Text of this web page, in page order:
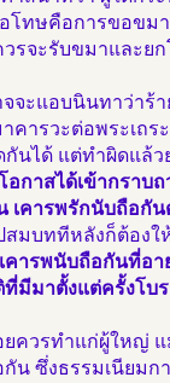
อโทษคือการขอขม
รจะรับขมาและย
จะแอบนินทาว่าร้
คารวะต่อพระเถร
นได้ แต่ทำผิดแล้ว
กาสได้เข้ากราบถ
เคารพรักนับถือกัน
มบททีหลังก็ต้องใ
คารพนับถือกันที่อา
ที่มีมาตั้งแต่ครั้งโบ
ควรทำแก่ผู้ใหญ่
น ซึ่งธรรมเนียมก